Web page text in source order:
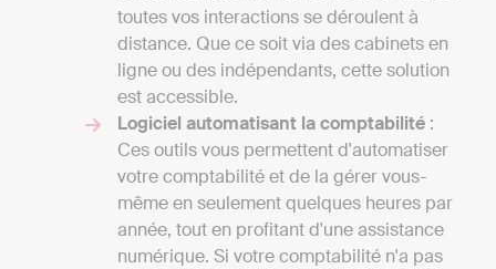
toutes vos interactions se déroulent à
distance. Que ce soit via des cabinets en
ligne ou des indépendants, cette solution
est accessible.
Logiciel automatisant la comptabilité :
Ces outils vous permettent d'automatiser
votre comptabilité et de la gérer vous-
même en seulement quelques heures par
année, tout en profitant d'une assistance
numérique. Si votre comptabilité n'a pas